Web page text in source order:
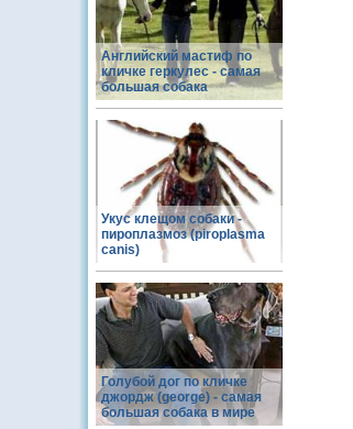
Английский мастиф по
кличке геркулес - самая
большая собака
Укус клещом собаки -
пироплазмоз (piroplasma
canis)
Голубой дог по кличке
джордж (george) - самая
большая собака в мире